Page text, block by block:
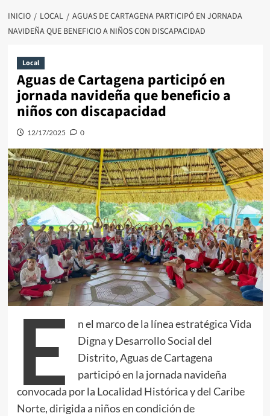
INICIO LOCAL
AGUAS DE CARTAGENA PARTICIPÓ EN JORNADA
NAVIDEÑA QUE BENEFICIO A NIÑOS CON DISCAPACIDAD
Local
Aguas de Cartagena participó en
jornada navideña que beneficio a
niños con discapacidad
12/17/2025 0
E
n el marco de la línea estratégica Vida
Digna y Desarrollo Social del
Distrito, Aguas de Cartagena
participó en la jornada navideña
convocada por la Localidad Histórica y del Caribe
Norte, dirigida a niños en condición de